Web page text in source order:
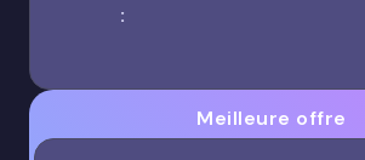
:
Meilleure offre